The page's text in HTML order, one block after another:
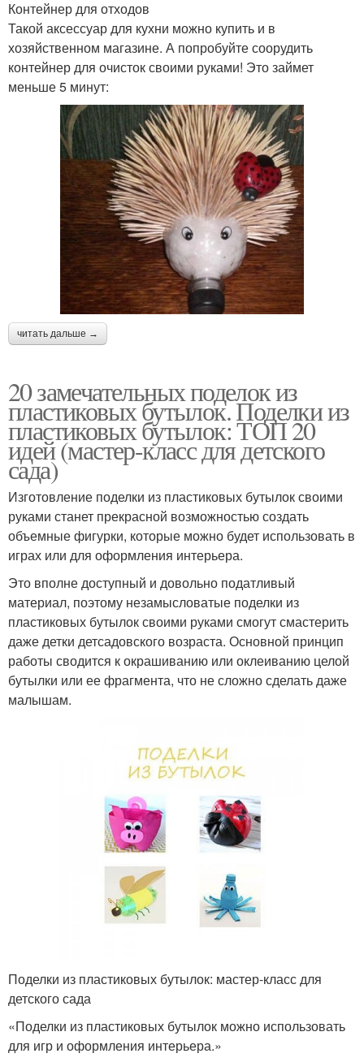
Контейнер для отходов
Такой аксессуар для кухни можно купить и в
хозяйственном магазине. А попробуйте соорудить
контейнер для очисток своими руками! Это займет
меньше 5 минут:
читать дальше →
20 замечательных поделок из
пластиковых бутылок. Поделки из
пластиковых бутылок: ТОП 20
идей (мастер-класс для детского
сада)
Изготовление поделки из пластиковых бутылок своими
руками станет прекрасной возможностью создать
объемные фигурки, которые можно будет использовать в
играх или для оформления интерьера.
Это вполне доступный и довольно податливый
материал, поэтому незамысловатые поделки из
пластиковых бутылок своими руками смогут смастерить
даже детки детсадовского возраста. Основной принцип
работы сводится к окрашиванию или оклеиванию целой
бутылки или ее фрагмента, что не сложно сделать даже
малышам.
Поделки из пластиковых бутылок: мастер-класс для
детского сада
«Поделки из пластиковых бутылок можно использовать
для игр и оформления интерьера.»